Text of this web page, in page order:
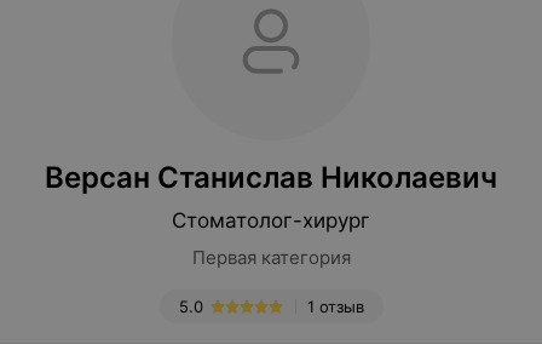
Версан Станислав Николаевич
Стоматолог-хирург
Первая категория
1 отзыв
5.0